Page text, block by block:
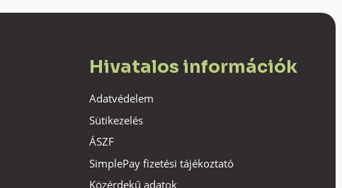
Hivatalos információk
Adatvédelem
Sütikezelés
ÁSZF
SimplePay fizetési tájékoztató
Közérdekű adatok